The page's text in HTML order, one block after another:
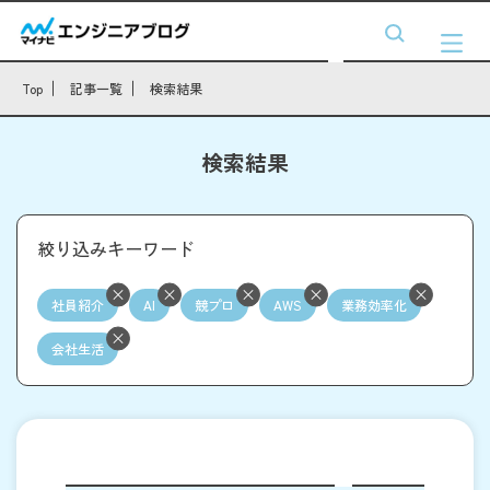
Top 記事一覧 検索結果
検索結果
絞り込みキーワード
社員紹介 AI 競プロ AWS 業務効率化
会社生活